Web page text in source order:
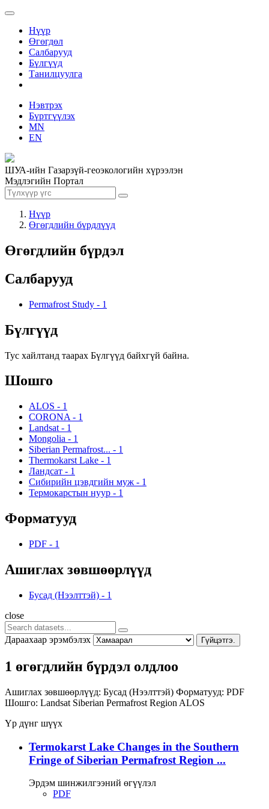
Нүүр
Өгөгдөл
Салбарууд
Бүлгүүд
Танилцуулга
Нэвтрэх
Бүртгүүлэх
MN
EN
ШУА-ийн Газарзүй-геоэкологийн хүрээлэн
Мэдлэгийн Портал
Нүүр
Өгөгдлийн бүрдлүүд
Өгөгдлийн бүрдэл
Салбарууд
Permafrost Study - 1
Бүлгүүд
Тус хайлтанд таарах Бүлгүүд байхгүй байна.
Шошго
ALOS - 1
CORONA - 1
Landsat - 1
Mongolia - 1
Siberian Permafrost... - 1
Thermokarst Lake - 1
Ландсат - 1
Сибирийн цэвдгийн муж - 1
Термокарстын нуур - 1
Форматууд
PDF - 1
Ашиглах зөвшөөрлүүд
Бусад (Нээлттэй) - 1
close
Дараахаар эрэмбэлэх Гүйцэтгэ.
1 өгөгдлийн бүрдэл олдлоо
Ашиглах зөвшөөрлүүд: Бусад (Нээлттэй) Форматууд: PDF
Шошго: Landsat Siberian Permafrost Region ALOS
Үр дүнг шүүх
Termokarst Lake Changes in the Southern
Fringe of Siberian Permafrost Region ...
Эрдэм шинжилгээний өгүүлэл
PDF